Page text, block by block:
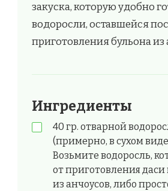
закуска, которую удобно
водоросли, оставшейся
приготовления бульона из
Ингредиенты
40 гр. отварной
(примерно, в сухом виде
Возьмите водоросль,
от приготовления даси
из анчоусов, либо